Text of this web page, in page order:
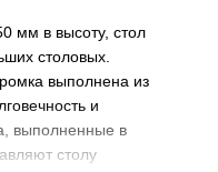
мм в высоту, стол
столовых.
выполнена из
и
выполненные в
столу